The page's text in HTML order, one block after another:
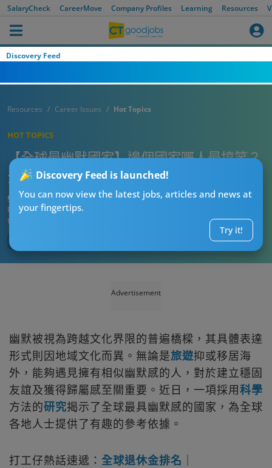
SalaryCheck CareerMove Company Profiles Learning Resources
Discovery Feed
Discovery Feed is launched!
You can now view the latest jobs, articles and news at
your fingertips.
Try it!
Resources Career Issues Hot Topics
HOT TOPICS
【全球最幽默國家】邊個國家嘅人最搞笑？
全球幽默排行榜出爐！
CT熱話管理員
Published:2025-10-26 18:00
Updated:
Advertisement
幽默被視為跨越文化界限的普遍橋樑，其具體表達
形式則因地域文化而異。無論是旅遊抑或移居海
外，能夠遇見擁有相似幽默感的人，對於建立穩固
友誼及獲得歸屬感至關重要。近日，一項採用科學
方法的研究揭示了全球最具幽默感的國家，為全球
各地人士提供了有趣的參考依據。
打工仔熱話速遞： 全球退休金排名